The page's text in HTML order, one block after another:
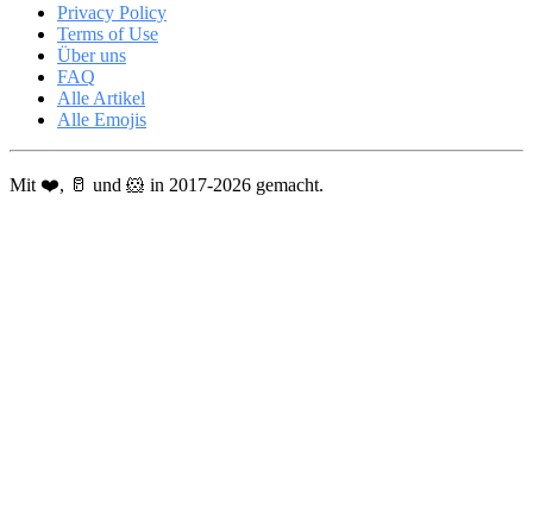
Privacy Policy
Terms of Use
Über uns
FAQ
Alle Artikel
Alle Emojis
Mit ❤️, 🥛 und 🐹 in 2017-2026 gemacht.